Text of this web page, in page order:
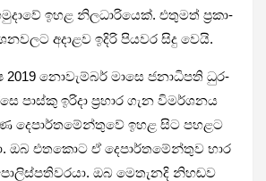
ඉහළ නිල­ධා­රි­යෙක්. එතු­මත් ප්‍රකා­
අදා­ළව ඉදිරි පිය­වර සිදු වෙයි.
2019 නොවැ­ම්බර් මාසෙ ජනා­ධි­පති ධුර­
පාස්කු ඉරි­දා­ ප්‍ර­හාර ගැන විම­ර්ශ­නය
දෙපා­ර්ත­මේ­න්තුවේ ඉහළ සිට පහ­ළට
ඔබ එත­කොට ඒ දෙපා­ර්ත­මේ­න්තුව භාර
ඔබ මෙතැ­නදි නිහ­ඬව